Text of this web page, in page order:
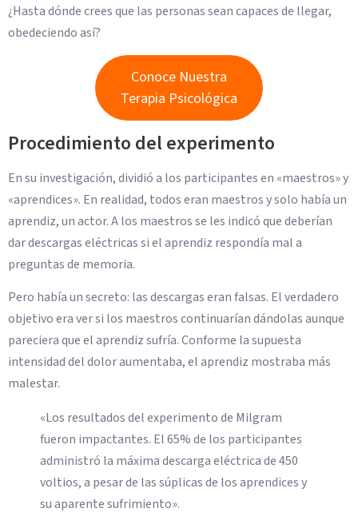
¿Hasta dónde crees que las personas sean capaces de llegar,
obedeciendo así?
Conoce Nuestra
Terapia Psicológica
Procedimiento del experimento
En su investigación, dividió a los participantes en «maestros» y
«aprendices». En realidad, todos eran maestros y solo había un
aprendiz, un actor. A los maestros se les indicó que deberían
dar descargas eléctricas si el aprendiz respondía mal a
preguntas de memoria.
Pero había un secreto: las descargas eran falsas. El verdadero
objetivo era ver si los maestros continuarían dándolas aunque
pareciera que el aprendiz sufría. Conforme la supuesta
intensidad del dolor aumentaba, el aprendiz mostraba más
malestar.
«Los resultados del experimento de Milgram
fueron impactantes. El 65% de los participantes
administró la máxima descarga eléctrica de 450
voltios, a pesar de las súplicas de los aprendices y
su aparente sufrimiento».